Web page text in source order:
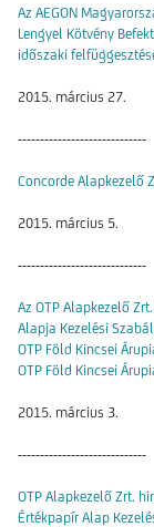
Az AEGON
Lengyel Kötvény
időszaki
2015. március 27.
-----------------------------
Concorde Alapkezelő
2015. március 5.
-----------------------------
Az OTP Alapkezelő
Alapja Kezelési
OTP Föld Kincsei
OTP Föld Kincsei
2015. március 3.
-----------------------------
OTP Alapkezelő Zrt.
Értékpapír Alap